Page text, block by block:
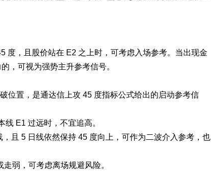
度，且股价站在 E2 之上时，可考虑入场参考。当出现金
，可视为强势主升参考信号。
位置，是通达信上攻 45 度指标公式给出的启动参考信
E1 过远时，不宜追高。
且 5 日线依然保持 45 度向上，可作为二波介入参考，也
弱，可考虑离场规避风险。